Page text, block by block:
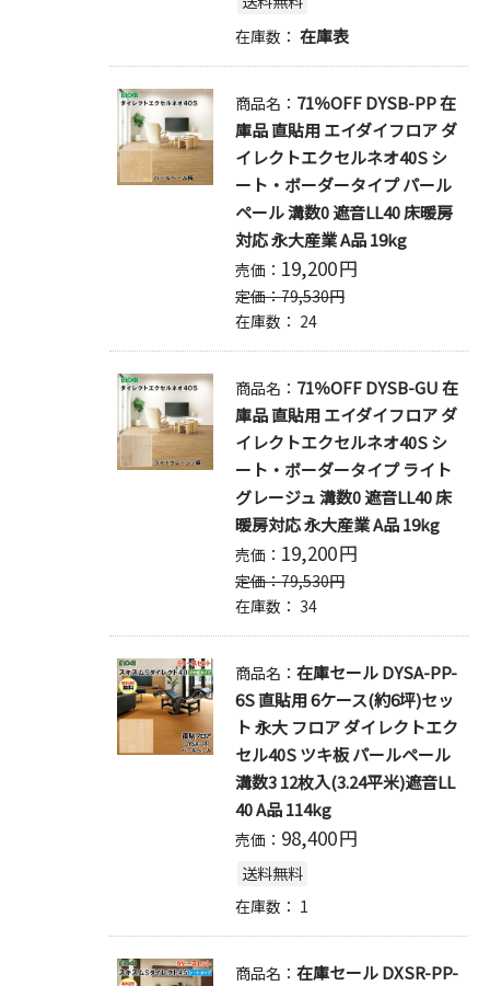
在庫数： 在庫表
商品名： 71％OFF DYSB-PP 在
庫品 直貼用 エイダイフロア ダ
イレクトエクセルネオ40S シ
ート・ボーダータイプ パール
ペール 溝数0 遮音LL40 床暖房
対応 永大産業 A品 19kg
売価： 19,200円
定価：79,530円
在庫数： 24
商品名： 71％OFF DYSB-GU 在
庫品 直貼用 エイダイフロア ダ
イレクトエクセルネオ40S シ
ート・ボーダータイプ ライト
グレージュ 溝数0 遮音LL40 床
暖房対応 永大産業 A品 19kg
売価： 19,200円
定価：79,530円
在庫数： 34
商品名：在庫セール DYSA-PP-
6S 直貼用 6ケース(約6坪)セッ
ト 永大 フロア ダイレクトエク
セル40S ツキ板 パールペール
溝数3 12枚入(3.24平米)遮音LL
40 A品 114kg
売価： 98,400円
送料無料
在庫数： 1
商品名：在庫セール DXSR-PP-